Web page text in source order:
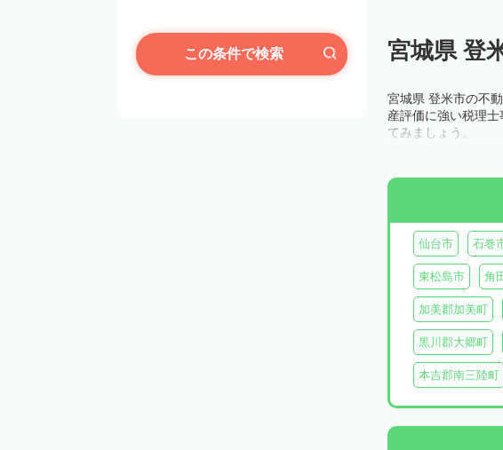
この条件で検索 宮城県 登
宮城県 登米市の不
産評価に強い税理
てみましょう。
仙台市 石巻
東松島市 角
加美郡加美町
黒川郡大郷町
本吉郡南三陸町